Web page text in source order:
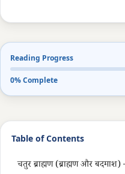
Reading Progress
0% Complete
Table of Contents
चतुर ब्राह्मण (ब्राह्मण और